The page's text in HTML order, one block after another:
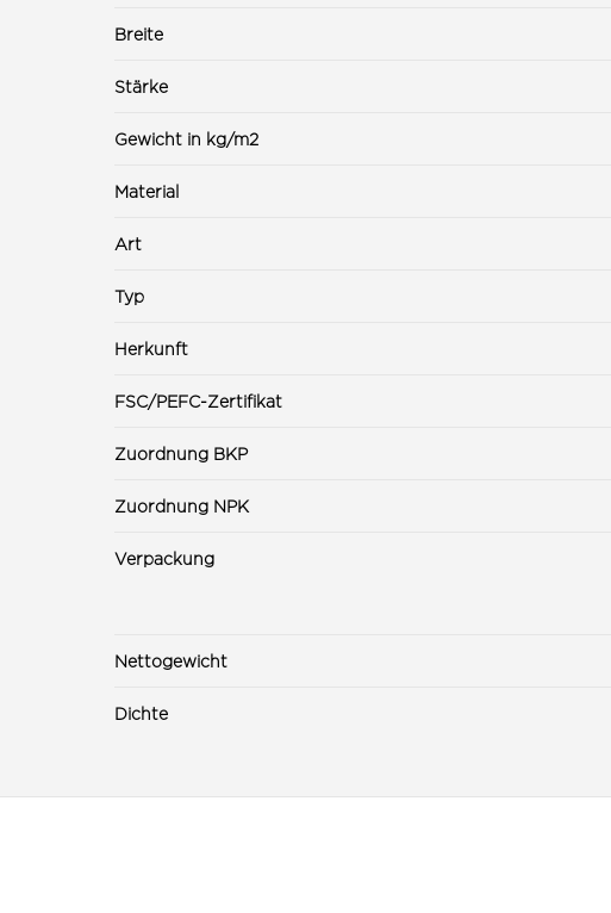
Breite
Stärke
Gewicht in kg/m2
Material
Art
Typ
Herkunft
FSC/PEFC-Zertifikat
Zuordnung BKP
Zuordnung NPK
Verpackung
Nettogewicht
Dichte